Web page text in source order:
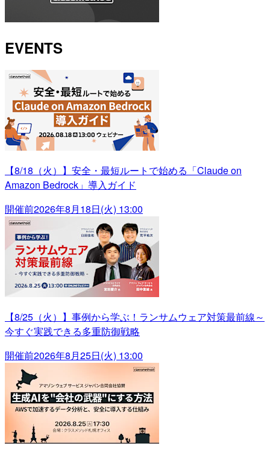
EVENTS
【8/18（火）】安全・最短ルートで始める「Claude on
Amazon Bedrock」導入ガイド
開催前2026年8月18日(火) 13:00
【8/25（火）】事例から学ぶ！ランサムウェア対策最前線～
今すぐ実践できる多重防御戦略
開催前2026年8月25日(火) 13:00